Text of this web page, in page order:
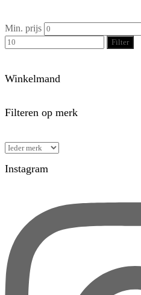
Min. prijs
Filter
Winkelmand
Filteren op merk
Instagram